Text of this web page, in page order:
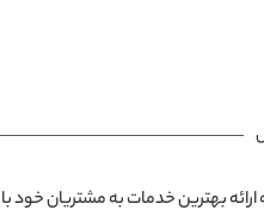
بهترین خدمات به مشتریان خود